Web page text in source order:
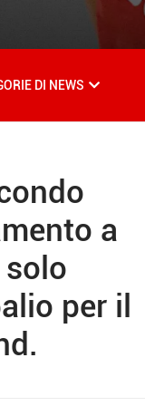
DI NEWS
a
solo
per il